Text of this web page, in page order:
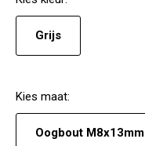
Grijs
Kies maat:
Oogbout M8x13mm